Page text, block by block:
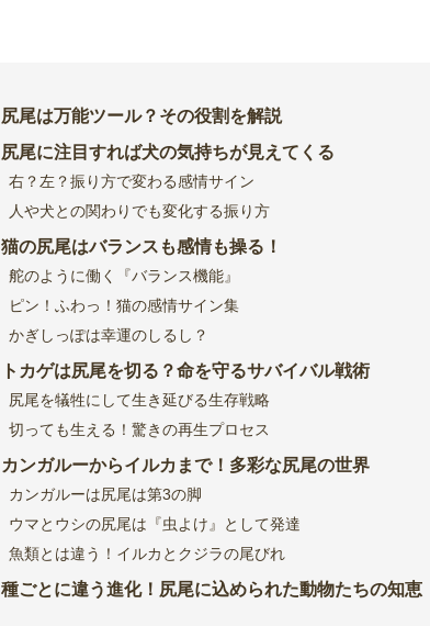
尻尾は万能ツール？その役割を解説
尻尾に注目すれば犬の気持ちが見えてくる
右？左？振り方で変わる感情サイン
人や犬との関わりでも変化する振り方
猫の尻尾はバランスも感情も操る！
舵のように働く『バランス機能』
ピン！ふわっ！猫の感情サイン集
かぎしっぽは幸運のしるし？
トカゲは尻尾を切る？命を守るサバイバル戦術
尻尾を犠牲にして生き延びる生存戦略
切っても生える！驚きの再生プロセス
カンガルーからイルカまで！多彩な尻尾の世界
カンガルーは尻尾は第3の脚
ウマとウシの尻尾は『虫よけ』として発達
魚類とは違う！イルカとクジラの尾びれ
種ごとに違う進化！尻尾に込められた動物たちの知恵